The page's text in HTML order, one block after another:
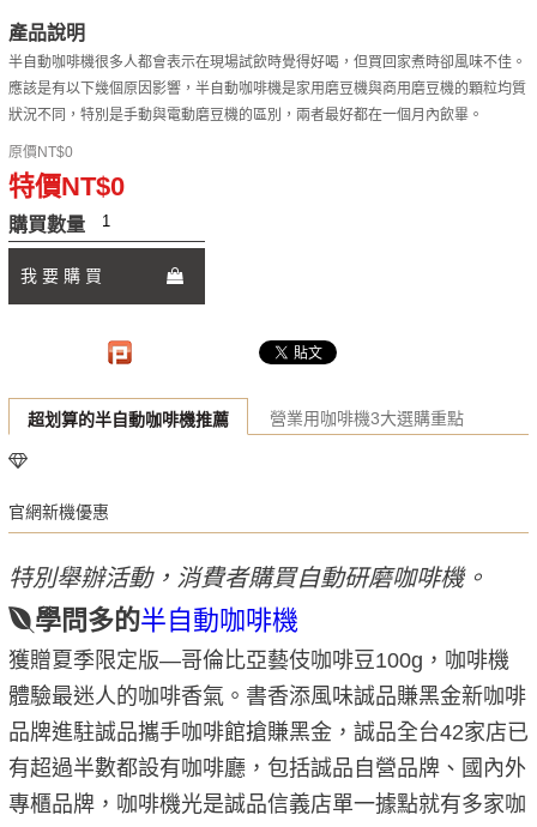
產品說明
半自動咖啡機很多人都會表示在現場試飲時覺得好喝，但買回家煮時卻風味不佳。
應該是有以下幾個原因影響，半自動咖啡機是家用磨豆機與商用磨豆機的顆粒均質
狀況不同，特別是手動與電動磨豆機的區別，兩者最好都在一個月內飲畢。
原價NT$0
特價NT$0
購買數量
我 要 購 買
超划算的半自動咖啡機推薦 營業用咖啡機3大選購重點
官網新機優惠
特別舉辦活動，消費者購買自動研磨咖啡機。
學問多的半自動咖啡機
獲贈夏季限定版—哥倫比亞藝伎咖啡豆100g，咖啡機
體驗最迷人的咖啡香氣。書香添風味誠品賺黑金新咖啡
品牌進駐誠品攜手咖啡館搶賺黑金，誠品全台42家店已
有超過半數都設有咖啡廳，包括誠品自營品牌、國內外
專櫃品牌，咖啡機光是誠品信義店單一據點就有多家咖